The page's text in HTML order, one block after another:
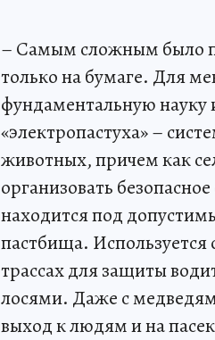
– Самым сложным было
только на бумаге. Для
фундаментальную науку
«электропастуха» –
животных, причем как
организовать
находится под
пастбища. Используется
трассах для защиты
лосями. Даже с
выход к людям и на